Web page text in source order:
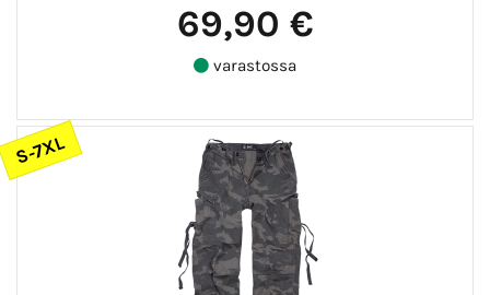
69,90 €
varastossa
S-7XL